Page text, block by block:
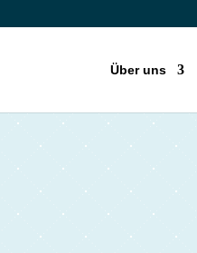
Über uns